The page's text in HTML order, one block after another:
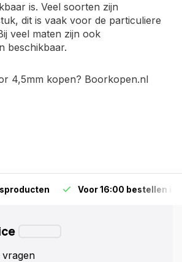
is. Veel soorten zijn
dit is vaak voor de particuliere
veel maten zijn ook
beschikbaar.
4,5mm kopen? Boorkopen.nl
Voor 16:00 bestellen is
vragen